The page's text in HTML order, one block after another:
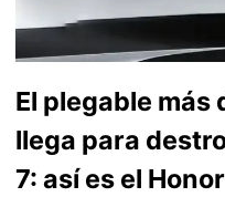
El plegable más
llega para
7: así es el